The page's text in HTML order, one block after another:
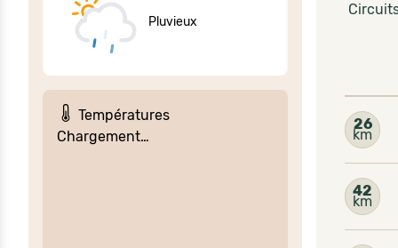
Pluvieux
Températures
Chargement…
26
km
42
km